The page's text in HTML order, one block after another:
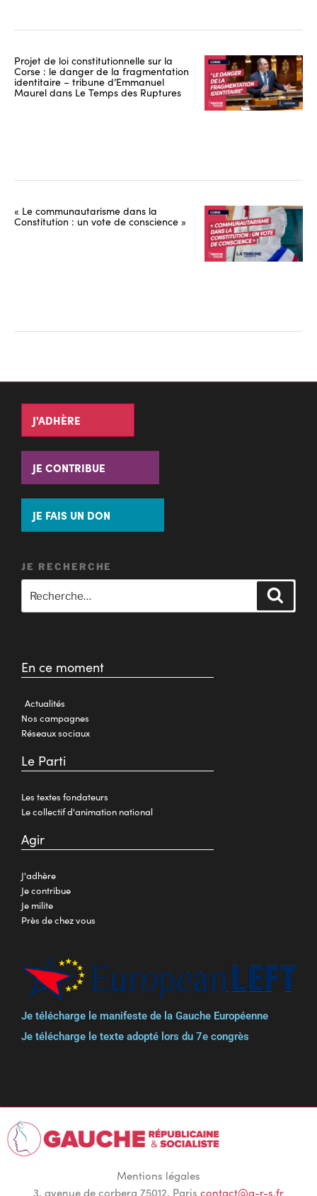
Projet de loi constitutionnelle sur la
Corse : le danger de la fragmentation
identitaire – tribune d’Emmanuel
Maurel dans Le Temps des Ruptures
« Le communautarisme dans la
Constitution : un vote de conscience »
J'ADHÈRE
JE CONTRIBUE
JE FAIS UN DON
JE RECHERCHE
En ce moment
Actualités
Nos campagnes
Réseaux sociaux
Le Parti
Les textes fondateurs
Le collectif d'animation national
Agir
J'adhère
Je contribue
Je milite
Près de chez vous
Je télécharge le manifeste de la Gauche Européenne
Je télécharge le texte adopté lors du 7e congrès
Mentions légales
3, avenue de corbera 75012, Paris contact@g-r-s.fr